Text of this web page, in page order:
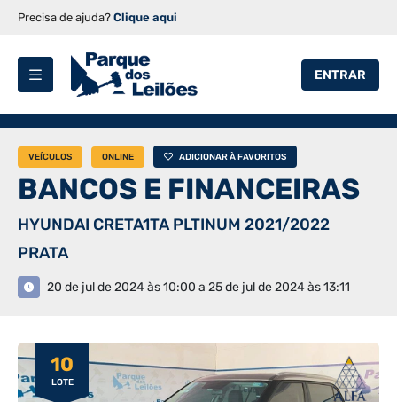
Precisa de ajuda? Clique aqui
ENTRAR
VEÍCULOS ONLINE ADICIONAR À FAVORITOS
BANCOS E FINANCEIRAS
HYUNDAI CRETA1TA PLTINUM 2021/2022
PRATA
20 de jul de 2024 às 10:00 a 25 de jul de 2024 às 13:11
10
LOTE